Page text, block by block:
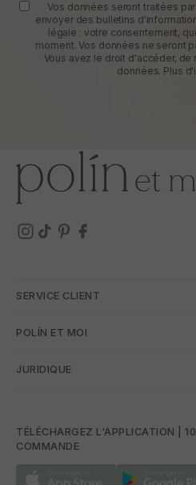
Vos données seront traitées par
envoyer des bulletins
légale : votre consentement,
moment. Vos données ne seront
Vous avez le droit d'accéder,
données. Plus
SERVICE CLIENT
POLÍN ET MOI
JURIDIQUE
TÉLÉCHARGEZ L'APPLICATION |
COMMANDE